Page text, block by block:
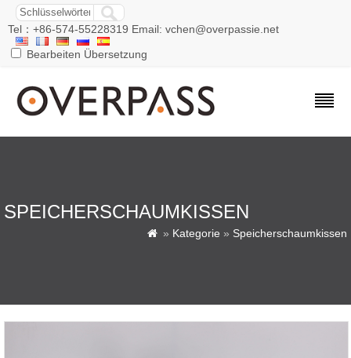
Tel：+86-574-55228319 Email: vchen@overpassie.net
Bearbeiten Übersetzung
SPEICHERSCHAUMKISSEN
 » Kategorie » Speicherschaumkissen